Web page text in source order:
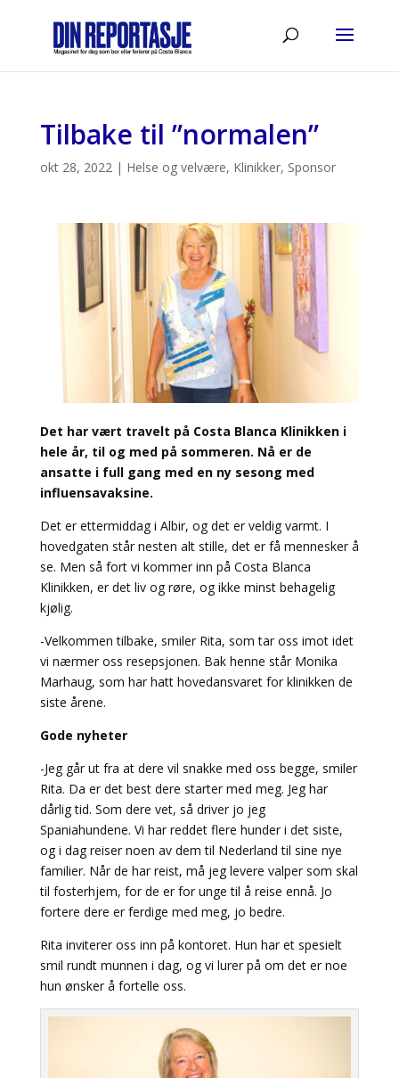
Tilbake til ”normalen”
okt 28, 2022| Helse og velvære, Klinikker, Sponsor
Det har vært travelt på Costa Blanca Klinikken i
hele år, til og med på sommeren. Nå er de
ansatte i full gang med en ny sesong med
influensavaksine.
Det er ettermiddag i Albir, og det er veldig varmt. I
hovedgaten står nesten alt stille, det er få mennesker å
se. Men så fort vi kommer inn på Costa Blanca
Klinikken, er det liv og røre, og ikke minst behagelig
kjølig.
-Velkommen tilbake, smiler Rita, som tar oss imot idet
vi nærmer oss resepsjonen. Bak henne står Monika
Marhaug, som har hatt hovedansvaret for klinikken de
siste årene.
Gode nyheter
-Jeg går ut fra at dere vil snakke med oss begge, smiler
Rita. Da er det best dere starter med meg. Jeg har
dårlig tid. Som dere vet, så driver jo jeg
Spaniahundene. Vi har reddet flere hunder i det siste,
og i dag reiser noen av dem til Nederland til sine nye
familier. Når de har reist, må jeg levere valper som skal
til fosterhjem, for de er for unge til å reise ennå. Jo
fortere dere er ferdige med meg, jo bedre.
Rita inviterer oss inn på kontoret. Hun har et spesielt
smil rundt munnen i dag, og vi lurer på om det er noe
hun ønsker å fortelle oss.